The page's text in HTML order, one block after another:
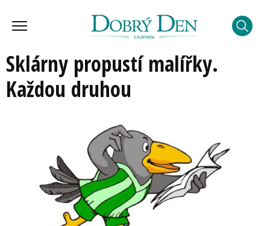
Sklárny propustí malířky.
Každou druhou